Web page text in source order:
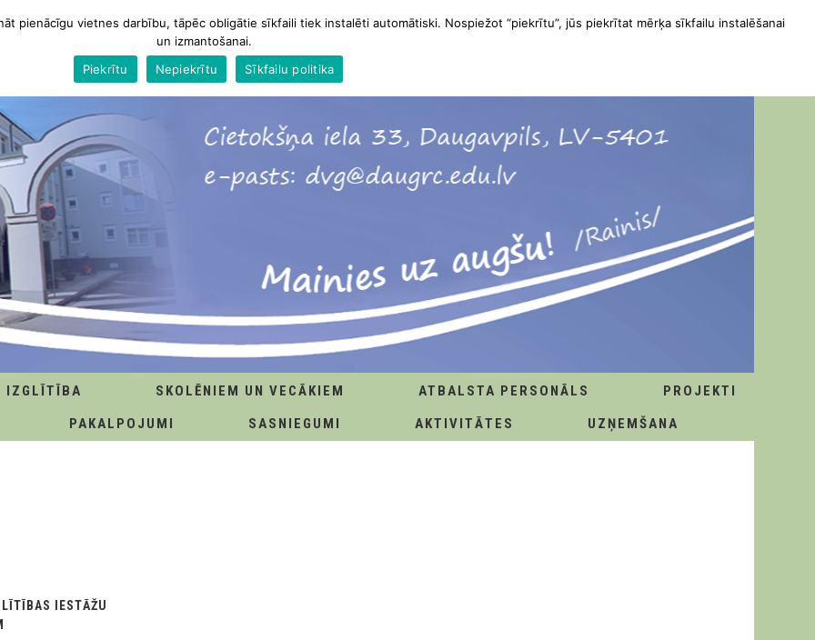
IZGLĪTĪBA SKOLĒNIEM UN VECĀKIEM ATBALSTA PERSONĀLS
PROJEKTI
PAKALPOJUMI
SASNIEGUMI AKTIVITĀTES UZŅEMŠANA
IESTĀŽU
pienācīgu vietnes darbību, tāpēc obligātie sīkfaili tiek instalēti automātiski. Nospiežot “piekrītu”, jūs piekrītat mērķa sīkfailu instalēšanai
un izmantošanai.
Piekrītu
Nepiekrītu Sīkfailu politika